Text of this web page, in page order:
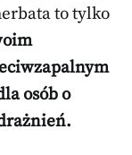
to tylko
osób o